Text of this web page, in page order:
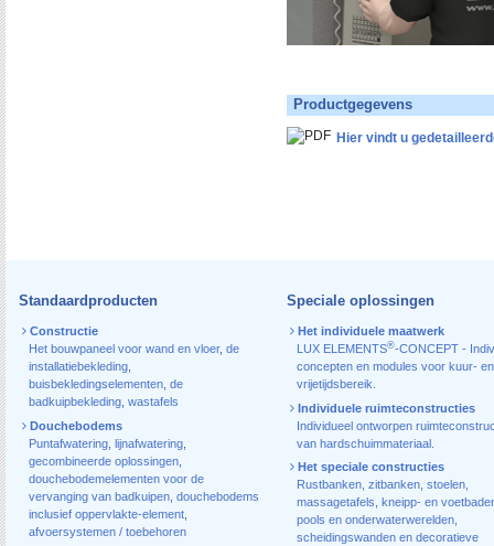
Productgegevens
Hier vindt u
Standaardproducten
Constructie
Het bouwpaneel voor wand en vloer, de
installatiebekleding
buisbekledingselementen de
badkuipbekleding wastafels
Douchebodems
Puntafwatering lijnafwatering
gecombineerde oplossingen
douchebodemelementen voor de
vervanging van badkuipen douchebodems
inclusief oppervlakte-element
afvoersystemen / toebehoren
Speciale oplossingen
Het individuele maatwerk
LUX ELEMENTS®-CONCEPT -
concepten en modules voor kuur- en
vrijetijdsbereik.
Individuele ruimteconstructies
Individueel ontworpen
van hardschuimmateriaal.
Het speciale constructies
Rustbanken, zitbanken, stoelen,
massagetafels, kneipp- en
pools en onderwaterwerelden,
scheidingswanden en decoratieve